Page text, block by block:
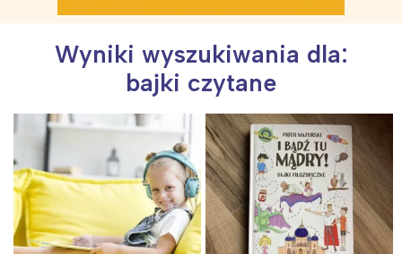
Wyniki wyszukiwania dla:
bajki czytane